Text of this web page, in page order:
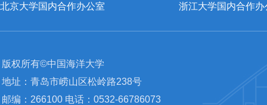
北京大学国内合作办公室 浙江大学国内合作办
版权所有©中国海洋大学
地址：青岛市崂山区松岭路238号
邮编：266100 电话：0532-66786073